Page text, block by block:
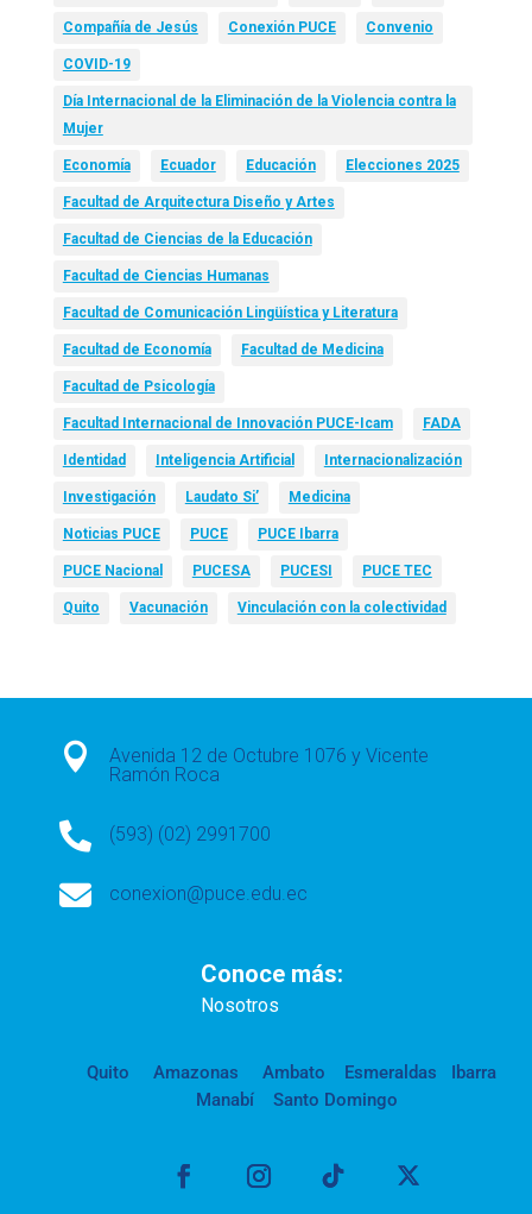
Compañía de Jesús Conexión PUCE Convenio
COVID-19
Día Internacional de la Eliminación de la Violencia contra la
Mujer
Economía Ecuador Educación Elecciones 2025
Facultad de Arquitectura Diseño y Artes
Facultad de Ciencias de la Educación
Facultad de Ciencias Humanas
Facultad de Comunicación Lingüística y Literatura
Facultad de Economía Facultad de Medicina
Facultad de Psicología
Facultad Internacional de Innovación PUCE-Icam FADA
Identidad Inteligencia Artificial Internacionalización
Investigación Laudato Si’ Medicina
Noticias PUCE PUCE PUCE Ibarra
PUCE Nacional PUCESA PUCESI PUCE TEC
Quito Vacunación Vinculación con la colectividad

Avenida 12 de Octubre 1076 y Vicente
Ramón Roca
 (593) (02) 2991700
 conexion@puce.edu.ec
Conoce más:
Nosotros
Quito Amazonas Ambato Esmeraldas
Ibarra
Manabí
Santo Domingo